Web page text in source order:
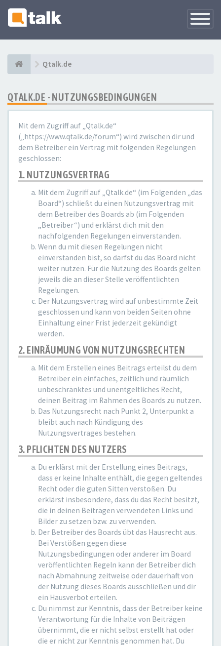
Qtalk.de
QTALK.DE - NUTZUNGSBEDINGUNGEN
Mit dem Zugriff auf „Qtalk.de“
(„https://www.qtalk.de/forum“) wird zwischen dir und
dem Betreiber ein Vertrag mit folgenden Regelungen
geschlossen:
1. NUTZUNGSVERTRAG
Mit dem Zugriff auf „Qtalk.de“ (im Folgenden „das
Board“) schließt du einen Nutzungsvertrag mit
dem Betreiber des Boards ab (im Folgenden
„Betreiber“) und erklärst dich mit den
nachfolgenden Regelungen einverstanden.
Wenn du mit diesen Regelungen nicht
einverstanden bist, so darfst du das Board nicht
weiter nutzen. Für die Nutzung des Boards gelten
jeweils die an dieser Stelle veröffentlichten
Regelungen.
Der Nutzungsvertrag wird auf unbestimmte Zeit
geschlossen und kann von beiden Seiten ohne
Einhaltung einer Frist jederzeit gekündigt
werden.
2. EINRÄUMUNG VON NUTZUNGSRECHTEN
Mit dem Erstellen eines Beitrags erteilst du dem
Betreiber ein einfaches, zeitlich und räumlich
unbeschränktes und unentgeltliches Recht,
deinen Beitrag im Rahmen des Boards zu nutzen.
Das Nutzungsrecht nach Punkt 2, Unterpunkt a
bleibt auch nach Kündigung des
Nutzungsvertrages bestehen.
3. PFLICHTEN DES NUTZERS
Du erklärst mit der Erstellung eines Beitrags,
dass er keine Inhalte enthält, die gegen geltendes
Recht oder die guten Sitten verstoßen. Du
erklärst insbesondere, dass du das Recht besitzt,
die in deinen Beiträgen verwendeten Links und
Bilder zu setzen bzw. zu verwenden.
Der Betreiber des Boards übt das Hausrecht aus.
Bei Verstößen gegen diese
Nutzungsbedingungen oder anderer im Board
veröffentlichten Regeln kann der Betreiber dich
nach Abmahnung zeitweise oder dauerhaft von
der Nutzung dieses Boards ausschließen und dir
ein Hausverbot erteilen.
Du nimmst zur Kenntnis, dass der Betreiber keine
Verantwortung für die Inhalte von Beiträgen
übernimmt, die er nicht selbst erstellt hat oder
die er nicht zur Kenntnis genommen hat. Du